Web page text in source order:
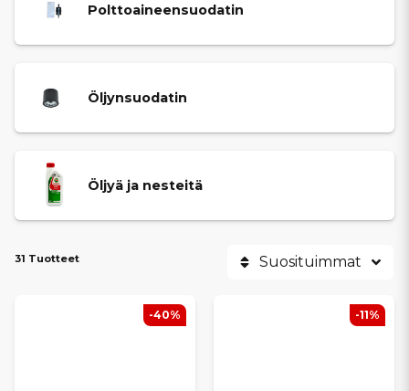
Kaikki tuotteet on valittu vastaamaan Grecavin teknisiä vaatimuksia
käynnistymään vaivattomasti ja vähentää kulumisen sekä
yllättävien vikojen riskiä.
Polttoaineensuodatin
Öljynsuodatin
Öljyä ja nesteitä
31 Tuotteet Suosituimmat
-40% -11%